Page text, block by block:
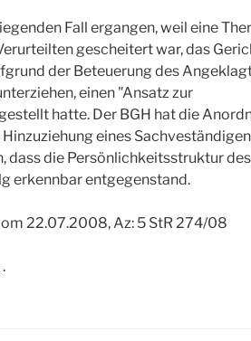
Fall ergangen, weil eine
gescheitert war, das
der Beteuerung des
einen "Ansatz zur
hatte. Der BGH hat die
eines
dass die Persönlichkeitsstruktur des
erkennbar entgegenstand.
22.07.2008, Az: 5 StR 274/08
.